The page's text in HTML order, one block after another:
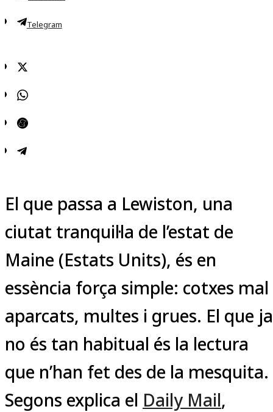
Telegram
El que passa a Lewiston, una
ciutat tranquil·la de l’estat de
Maine (Estats Units), és en
essència força simple: cotxes mal
aparcats, multes i grues. El que ja
no és tan habitual és la lectura
que n’han fet des de la mesquita.
Segons explica el Daily Mail,